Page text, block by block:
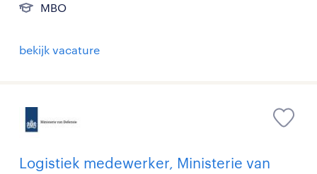
MBO
bekijk vacature
Logistiek medewerker, Ministerie van